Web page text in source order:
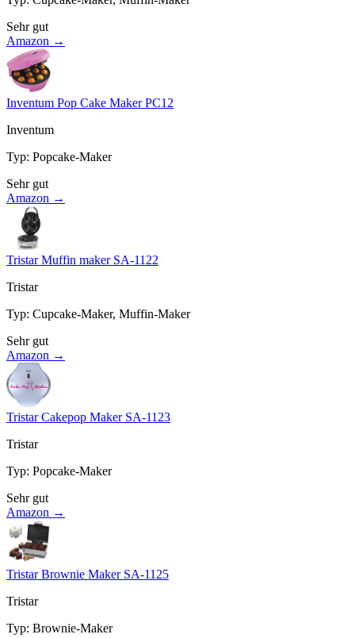
Sehr gut
Amazon →
Inventum Pop Cake Maker PC12
Inventum
Typ: Popcake-Maker
Sehr gut
Amazon →
Tristar Muffin maker SA-1122
Tristar
Typ: Cupcake-Maker, Muffin-Maker
Sehr gut
Amazon →
Tristar Cakepop Maker SA-1123
Tristar
Typ: Popcake-Maker
Sehr gut
Amazon →
Tristar Brownie Maker SA-1125
Tristar
Typ: Brownie-Maker